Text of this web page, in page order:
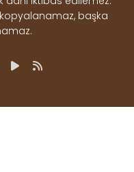
- 18:00
- 15:00
kopyalanamaz, başka